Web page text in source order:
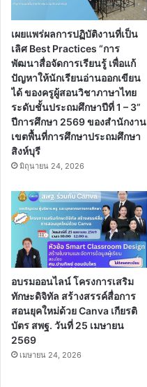
เผยแพร่ผลการปฏิบัติงานที่เป็น
เลิศ Best Practices “การ
พัฒนาสื่อจัดการเรียนรู้ เพื่อแก้
ปัญหาให้นักเรียนอ่านออกเขียน
ได้ ของครูผู้สอนวิชาภาษาไทย
ระดับชั้นประถมศึกษาปีที่ 1 – 3”
ปีการศึกษา 2569 ของสำนักงาน
เขตพื้นที่การศึกษาประถมศึกษา
สิงห์บุรี
มิถุนายน 24, 2026
อบรมออนไลน์ โครงการเสริม
ทักษะดิจิทัล สร้างสรรค์สื่อการ
สอนยุคใหม่ด้วย Canva เกียรติ
บัตร สพฐ. วันที่ 25 เมษายน
2569
เมษายน 24, 2026